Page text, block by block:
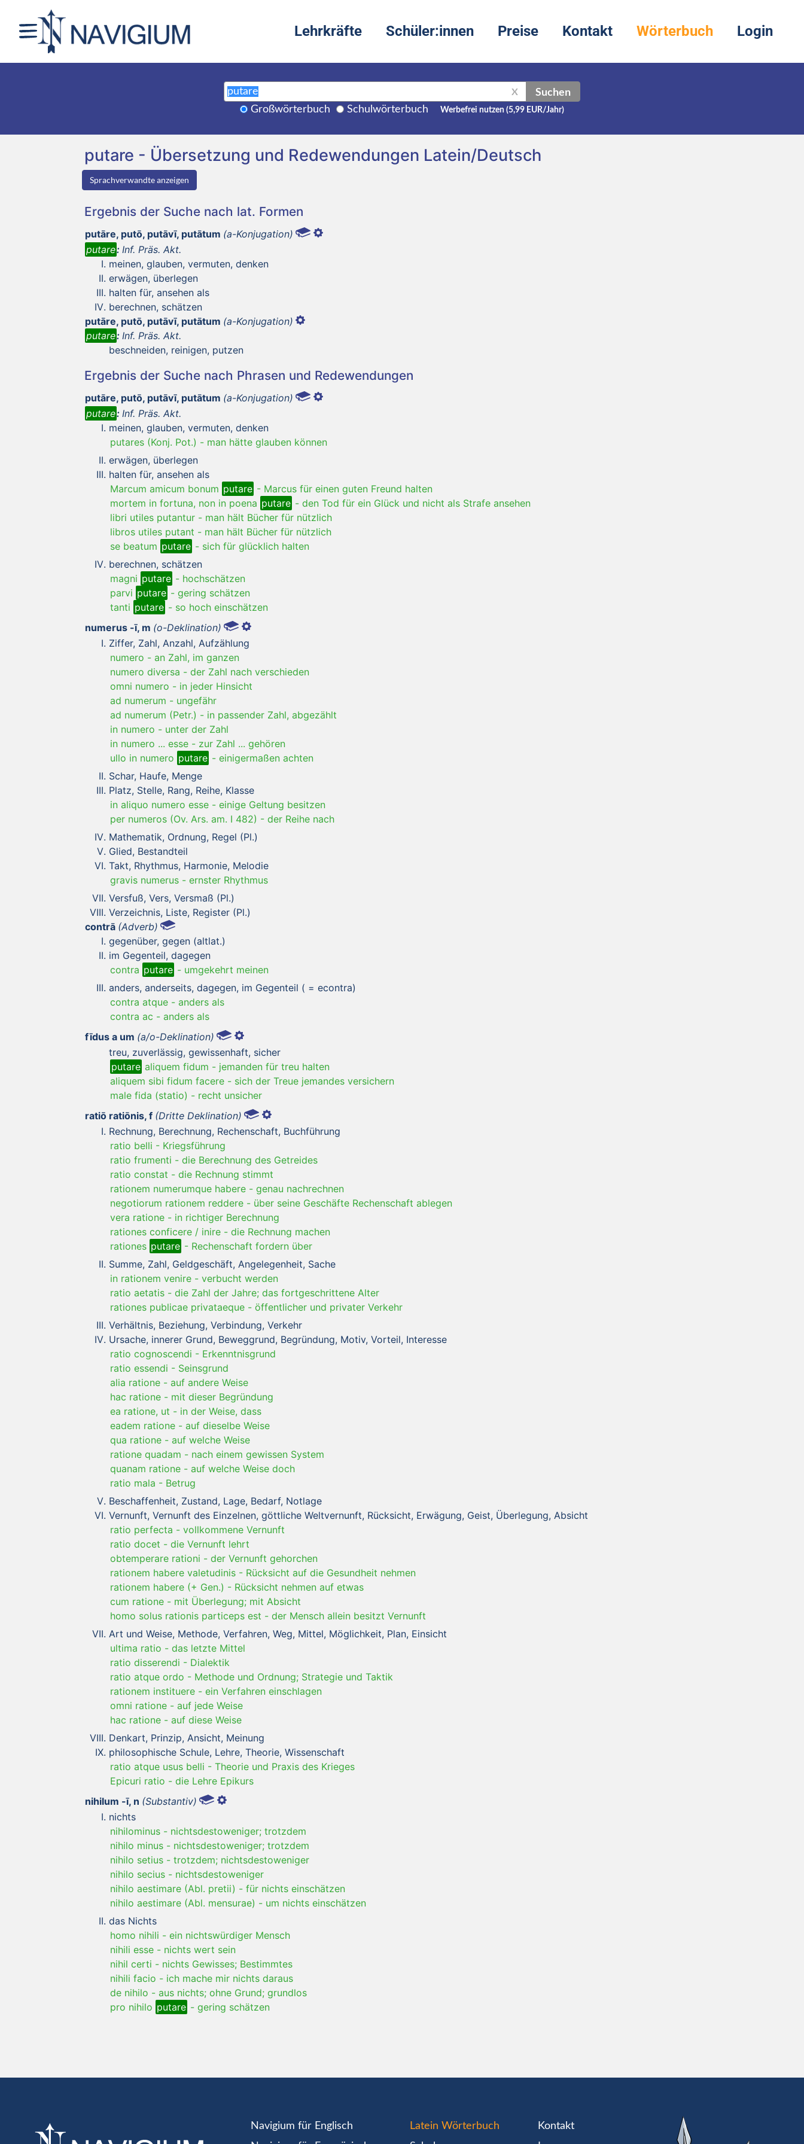
Lehrkräfte Schüler:innen Preise Kontakt Wörterbuch Login
X Suchen
Großwörterbuch Schulwörterbuch Werbefrei nutzen (5,99 EUR/Jahr)
putare - Übersetzung und Redewendungen Latein/Deutsch
Sprachverwandte anzeigen
Ergebnis der Suche nach lat. Formen
putāre, putō, putāvī, putātum (a-Konjugation)
putare: Inf. Präs. Akt.
meinen, glauben, vermuten, denken
erwägen, überlegen
halten für, ansehen als
berechnen, schätzen
putāre, putō, putāvī, putātum (a-Konjugation)
putare: Inf. Präs. Akt.
beschneiden, reinigen, putzen
Ergebnis der Suche nach Phrasen und Redewendungen
putāre, putō, putāvī, putātum (a-Konjugation)
putare: Inf. Präs. Akt.
meinen, glauben, vermuten, denken
putares (Konj. Pot.) - man hätte glauben können
erwägen, überlegen
halten für, ansehen als
Marcum amicum bonum putare - Marcus für einen guten Freund halten
mortem in fortuna, non in poena putare - den Tod für ein Glück und nicht als Strafe ansehen
libri utiles putantur - man hält Bücher für nützlich
libros utiles putant - man hält Bücher für nützlich
se beatum putare - sich für glücklich halten
berechnen, schätzen
magni putare - hochschätzen
parvi putare - gering schätzen
tanti putare - so hoch einschätzen
numerus -ī, m (o-Deklination)
Ziffer, Zahl, Anzahl, Aufzählung
numero - an Zahl, im ganzen
numero diversa - der Zahl nach verschieden
omni numero - in jeder Hinsicht
ad numerum - ungefähr
ad numerum (Petr.) - in passender Zahl, abgezählt
in numero - unter der Zahl
in numero ... esse - zur Zahl ... gehören
ullo in numero putare - einigermaßen achten
Schar, Haufe, Menge
Platz, Stelle, Rang, Reihe, Klasse
in aliquo numero esse - einige Geltung besitzen
per numeros (Ov. Ars. am. I 482) - der Reihe nach
Mathematik, Ordnung, Regel (Pl.)
Glied, Bestandteil
Takt, Rhythmus, Harmonie, Melodie
gravis numerus - ernster Rhythmus
Versfuß, Vers, Versmaß (Pl.)
Verzeichnis, Liste, Register (Pl.)
contrā (Adverb)
gegenüber, gegen (altlat.)
im Gegenteil, dagegen
contra putare - umgekehrt meinen
anders, anderseits, dagegen, im Gegenteil ( = econtra)
contra atque - anders als
contra ac - anders als
fīdus a um (a/o-Deklination)
treu, zuverlässig, gewissenhaft, sicher
putare aliquem fidum - jemanden für treu halten
aliquem sibi fidum facere - sich der Treue jemandes versichern
male fida (statio) - recht unsicher
ratiō ratiōnis, f (Dritte Deklination)
Rechnung, Berechnung, Rechenschaft, Buchführung
ratio belli - Kriegsführung
ratio frumenti - die Berechnung des Getreides
ratio constat - die Rechnung stimmt
rationem numerumque habere - genau nachrechnen
negotiorum rationem reddere - über seine Geschäfte Rechenschaft ablegen
vera ratione - in richtiger Berechnung
rationes conficere / inire - die Rechnung machen
rationes putare - Rechenschaft fordern über
Summe, Zahl, Geldgeschäft, Angelegenheit, Sache
in rationem venire - verbucht werden
ratio aetatis - die Zahl der Jahre; das fortgeschrittene Alter
rationes publicae privataeque - öffentlicher und privater Verkehr
Verhältnis, Beziehung, Verbindung, Verkehr
Ursache, innerer Grund, Beweggrund, Begründung, Motiv, Vorteil, Interesse
ratio cognoscendi - Erkenntnisgrund
ratio essendi - Seinsgrund
alia ratione - auf andere Weise
hac ratione - mit dieser Begründung
ea ratione, ut - in der Weise, dass
eadem ratione - auf dieselbe Weise
qua ratione - auf welche Weise
ratione quadam - nach einem gewissen System
quanam ratione - auf welche Weise doch
ratio mala - Betrug
Beschaffenheit, Zustand, Lage, Bedarf, Notlage
Vernunft, Vernunft des Einzelnen, göttliche Weltvernunft, Rücksicht, Erwägung, Geist, Überlegung, Absicht
ratio perfecta - vollkommene Vernunft
ratio docet - die Vernunft lehrt
obtemperare rationi - der Vernunft gehorchen
rationem habere valetudinis - Rücksicht auf die Gesundheit nehmen
rationem habere (+ Gen.) - Rücksicht nehmen auf etwas
cum ratione - mit Überlegung; mit Absicht
homo solus rationis particeps est - der Mensch allein besitzt Vernunft
Art und Weise, Methode, Verfahren, Weg, Mittel, Möglichkeit, Plan, Einsicht
ultima ratio - das letzte Mittel
ratio disserendi - Dialektik
ratio atque ordo - Methode und Ordnung; Strategie und Taktik
rationem instituere - ein Verfahren einschlagen
omni ratione - auf jede Weise
hac ratione - auf diese Weise
Denkart, Prinzip, Ansicht, Meinung
philosophische Schule, Lehre, Theorie, Wissenschaft
ratio atque usus belli - Theorie und Praxis des Krieges
Epicuri ratio - die Lehre Epikurs
nihilum -ī, n (Substantiv)
nichts
nihilominus - nichtsdestoweniger; trotzdem
nihilo minus - nichtsdestoweniger; trotzdem
nihilo setius - trotzdem; nichtsdestoweniger
nihilo secius - nichtsdestoweniger
nihilo aestimare (Abl. pretii) - für nichts einschätzen
nihilo aestimare (Abl. mensurae) - um nichts einschätzen
das Nichts
homo nihili - ein nichtswürdiger Mensch
nihili esse - nichts wert sein
nihil certi - nichts Gewisses; Bestimmtes
nihili facio - ich mache mir nichts daraus
de nihilo - aus nichts; ohne Grund; grundlos
pro nihilo putare - gering schätzen
Navigium für Englisch
Latein Wörterbuch
Kontakt